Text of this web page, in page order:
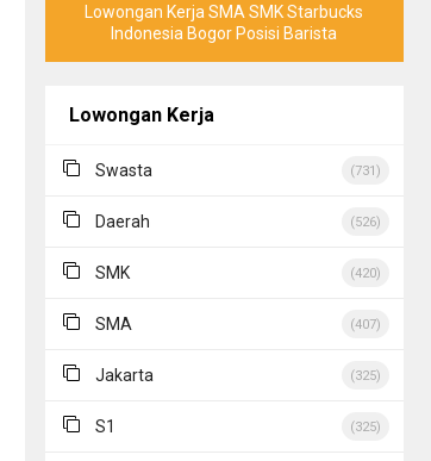
Lowongan Kerja SMA SMK Starbucks
Indonesia Bogor Posisi Barista
Lowongan Kerja
Swasta (731)
Daerah (526)
SMK (420)
SMA (407)
Jakarta (325)
S1 (325)